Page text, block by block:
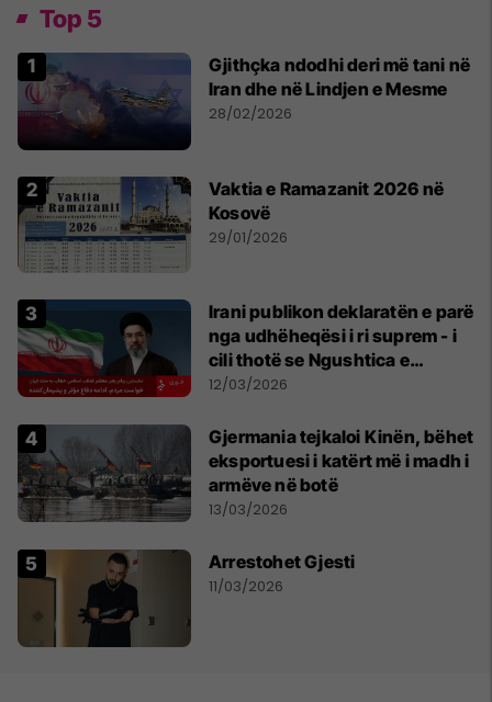
Top 5
Gjithçka ndodhi deri më tani në
Iran dhe në Lindjen e Mesme
28/02/2026
Vaktia e Ramazanit 2026 në
Kosovë
29/01/2026
Irani publikon deklaratën e parë
nga udhëheqësi i ri suprem - i
cili thotë se Ngushtica e
Hormuzit do të mbetet e
12/03/2026
Gjermania tejkaloi Kinën, bëhet
eksportuesi i katërt më i madh i
armëve në botë
13/03/2026
Arrestohet Gjesti
11/03/2026